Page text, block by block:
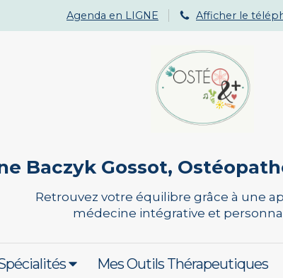
Agenda en LIGNE Afficher le
Baczyk Gossot,
Retrouvez votre équilibre grâce à une
médecine intégrative et
Mes Outils Thérapeutiques